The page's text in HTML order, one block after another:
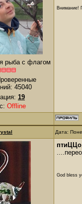
рыба с флагом
45040
19
Offline
Внимание!
Дата:
птиЦЦо
God bless